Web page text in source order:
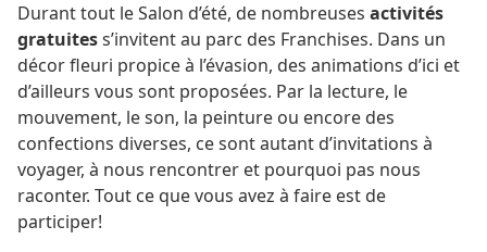
Durant tout le Salon d’été, de nombreuses activités
gratuitess’invitent au parc des Franchises. Dans un
décor fleuri propice à l’évasion, des animations d’ici et
d’ailleurs vous sont proposées. Par la lecture, le
mouvement, le son, la peinture ou encore des
confections diverses, ce sont autant d’invitations à
voyager, à nous rencontrer et pourquoi pas nous
raconter. Tout ce que vous avez à faire est de
participer!